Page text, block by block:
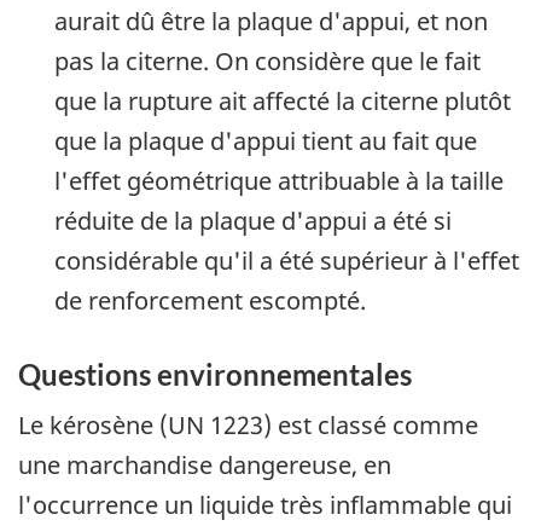
aurait dû être la plaque d'appui, et non
pas la citerne. On considère que le fait
que la rupture ait affecté la citerne plutôt
que la plaque d'appui tient au fait que
l'effet géométrique attribuable à la taille
réduite de la plaque d'appui a été si
considérable qu'il a été supérieur à l'effet
de renforcement escompté.
Questions environnementales
Le kérosène (UN 1223) est classé comme
une marchandise dangereuse, en
l'occurrence un liquide très inflammable qui